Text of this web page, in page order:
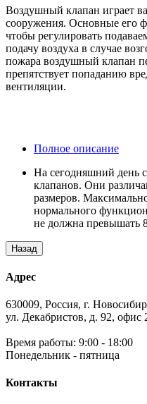
Воздушный клапан играет
сооружения. Основные его
чтобы регулировать
подачу воздуха в случае
пожара воздушный клапан
препятствует попаданию
вентиляции.
Полное описание
На сегодняшний день
клапанов. Они
размеров.
нормального
не должна превышать
Адрес
630009, Россия, г.
ул. Декабристов, д. 92, офис
Время работы: 9:00 - 18:00
Понедельник - пятница
Контакты